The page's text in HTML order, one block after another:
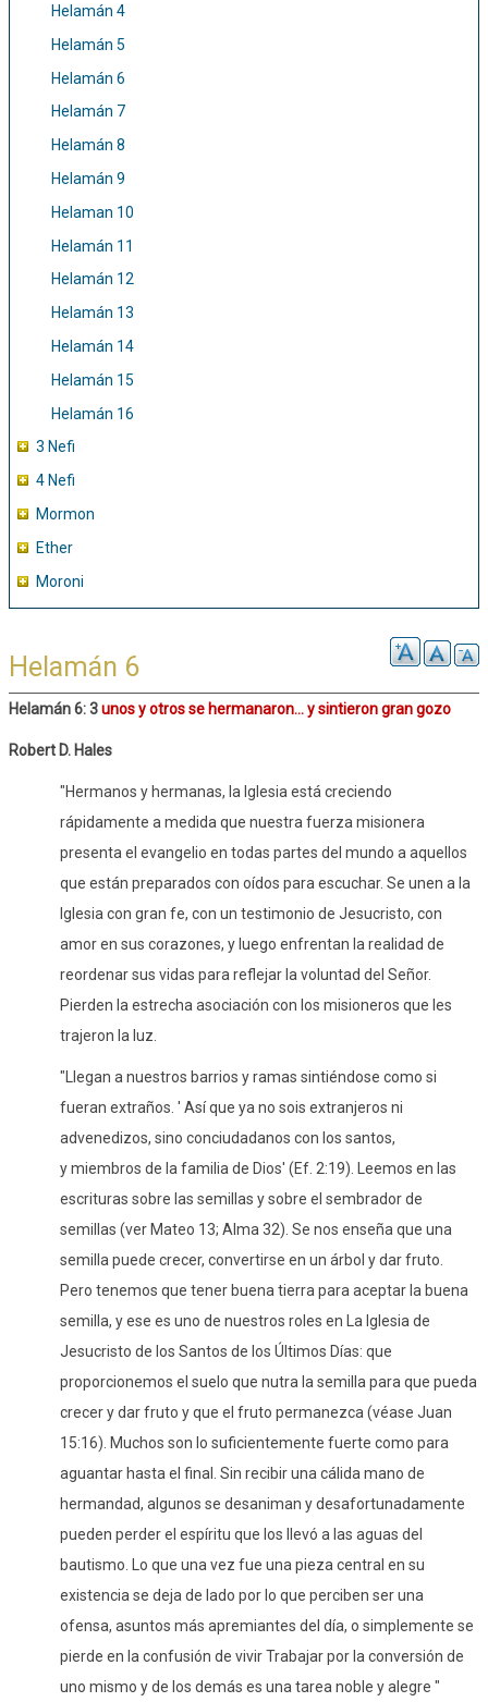
Helamán 4
Helamán 5
Helamán 6
Helamán 7
Helamán 8
Helamán 9
Helaman 10
Helamán 11
Helamán 12
Helamán 13
Helamán 14
Helamán 15
Helamán 16
3 Nefi
4 Nefi
Mormon
Ether
Moroni
Helamán 6
Helamán 6: 3unos y otros se hermanaron... y sintieron gran gozo
Robert D. Hales
"Hermanos y hermanas, la Iglesia está creciendo
rápidamente a medida que nuestra fuerza misionera
presenta el evangelio en todas partes del mundo a aquellos
que están preparados con oídos para escuchar. Se unen a la
Iglesia con gran fe, con un testimonio de Jesucristo, con
amor en sus corazones, y luego enfrentan la realidad de
reordenar sus vidas para reflejar la voluntad del Señor.
Pierden la estrecha asociación con los misioneros que les
trajeron la luz.
"Llegan a nuestros barrios y ramas sintiéndose como si
fueran extraños. 'Así que ya no sois extranjeros ni
advenedizos, sino conciudadanos con los santos,
y miembros de la familia de Dios' (Ef. 2:19). Leemos en las
escrituras sobre las semillas y sobre el sembrador de
semillas (ver Mateo 13; Alma 32). Se nos enseña que una
semilla puede crecer, convertirse en un árbol y dar fruto.
Pero tenemos que tener buena tierra para aceptar la buena
semilla, y ese es uno de nuestros roles en La Iglesia de
Jesucristo de los Santos de los Últimos Días: que
proporcionemos el suelo que nutra la semilla para que pueda
crecer y dar fruto y que el fruto permanezca (véase Juan
15:16). Muchos son lo suficientemente fuerte como para
aguantar hasta el final. Sin recibir una cálida mano de
hermandad, algunos se desaniman y desafortunadamente
pueden perder el espíritu que los llevó a las aguas del
bautismo. Lo que una vez fue una pieza central en su
existencia se deja de lado por lo que perciben ser una
ofensa, asuntos más apremiantes del día, o simplemente se
pierde en la confusión de vivir Trabajar por la conversión de
uno mismo y de los demás es una tarea noble y alegre "